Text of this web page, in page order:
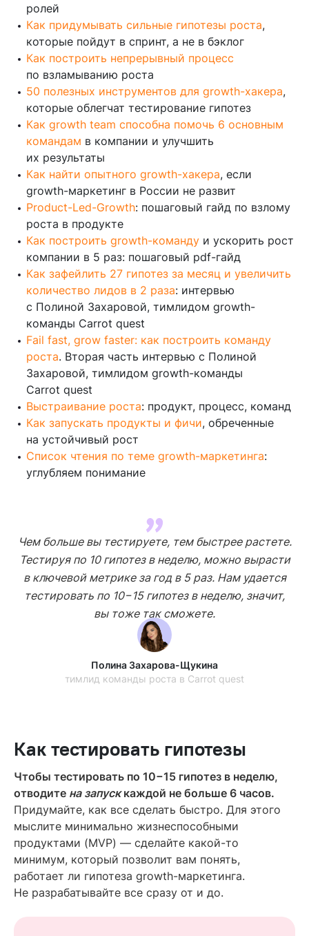
ролей
Как придумывать сильные гипотезы роста,
которые пойдут в спринт, а не в бэклог
Как построить непрерывный процесс
по взламыванию роста
50 полезных инструментов для growth-хакера,
которые облегчат тестирование гипотез
Как growth team способна помочь 6 основным
командам в компании и улучшить
их результаты
Как найти опытного growth-хакера, если
growth-маркетинг в России не развит
Product-Led-Growth: пошаговый гайд по взлому
роста в продукте
Как построить growth-команду и ускорить рост
компании в 5 раз: пошаговый pdf-гайд
Как зафейлить 27 гипотез за месяц и увеличить
количество лидов в 2 раза: интервью
с Полиной Захаровой, тимлидом growth-
команды Carrot quest
Fail fast, grow faster: как построить команду
роста. Вторая часть интервью с Полиной
Захаровой, тимлидом growth-команды
Carrot quest
Выстраивание роста: продукт, процесс, команд
Как запускать продукты и фичи, обреченные
на устойчивый рост
Список чтения по теме growth-маркетинга:
углубляем понимание
Чем больше вы тестируете, тем быстрее растете.
Тестируя по 10 гипотез в неделю, можно вырасти
в ключевой метрике за год в 5 раз. Нам удается
тестировать по 10−15 гипотез в неделю, значит,
вы тоже так сможете.
Полина Захарова-Щукина
тимлид команды роста в Carrot quest
Как тестировать гипотезы
Чтобы тестировать по 10−15 гипотез в неделю,
отводите на запусккаждой не больше 6 часов.
Придумайте, как все сделать быстро. Для этого
мыслите минимально жизнеспособными
продуктами (MVP) — сделайте какой-то
минимум, который позволит вам понять,
работает ли гипотеза growth-маркетинга.
Не разрабатывайте все сразу от и до.